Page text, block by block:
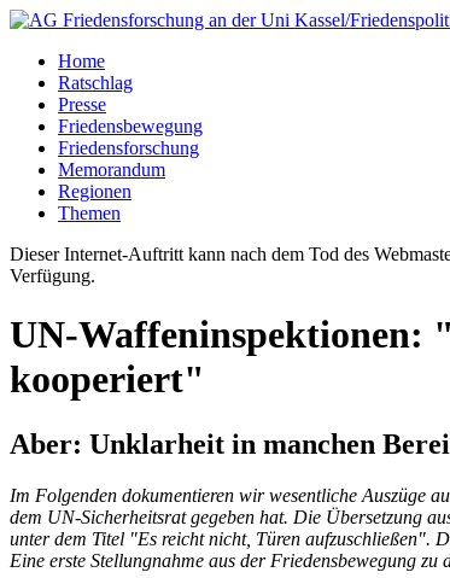
Home
Ratschlag
Presse
Friedensbewegung
Friedensforschung
Memorandum
Regionen
Themen
Dieser Internet-Auftritt kann nach dem Tod des
Verfügung.
UN-Waffeninspektionen:
kooperiert"
Aber: Unklarheit in manchen
Im Folgenden dokumentieren wir wesentliche Auszüge
dem UN-Sicherheitsrat gegeben hat. Die Übersetzung
unter dem Titel "Es reicht nicht, Türen aufzuschließen".
Eine erste Stellungnahme aus der Friedensbewegung zu